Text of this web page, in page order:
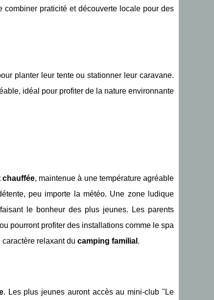
combiner praticité et découverte locale pour des
planter leur tente ou stationner leur caravane.
idéal pour profiter de la nature environnante
chauffée, maintenue à une température agréable
peu importe la météo. Une zone ludique
le bonheur des plus jeunes. Les parents
pourront profiter des installations comme le spa
relaxant du camping familial .
. Les plus jeunes auront accès au mini-club "Le